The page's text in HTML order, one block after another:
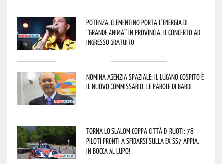
Potenza: Clementino porta l’energia di
“Grande Anima” in provincia. Il concerto ad
ingresso gratuito
Nomina Agenzia Spaziale: il lucano Cospito è
il nuovo commissario. Le parole di Bardi
Torna lo Slalom Coppa Città di Ruoti: 78
piloti pronti a sfidarsi sulla ex SS7 Appia.
In bocca al lupo!